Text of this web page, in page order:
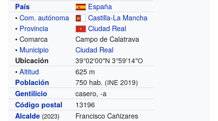
País
España
•Com. autónoma
Castilla-La Mancha
• Provincia
Ciudad Real
• Comarca
Campo de Calatrava
• Municipio Ciudad Real
Ubicación 39°02′00″N 3°59′14″O
•Altitud 625 m
Población 750 hab. (INE 2019)
Gentilicio
casero, -a
Código postal 13196
Alcalde (2023) Francisco Cañizares